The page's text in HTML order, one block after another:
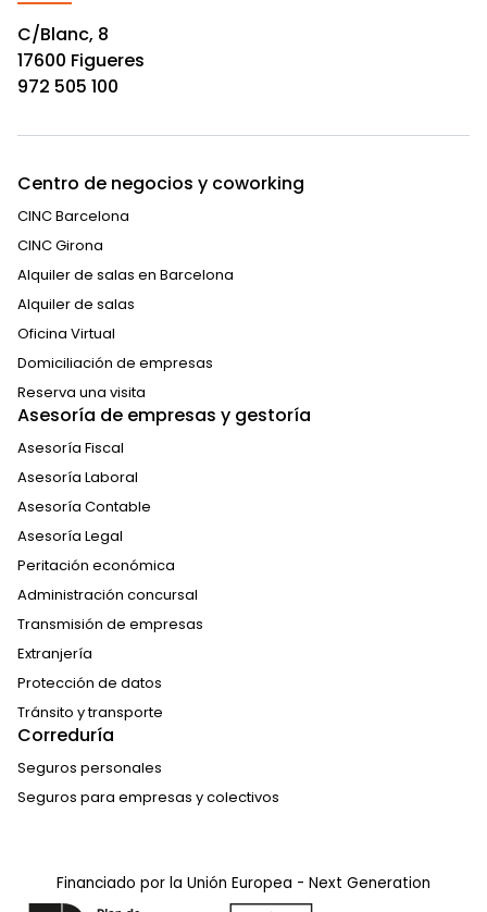
C/Blanc, 8
17600 Figueres
972 505 100
Centro de negocios y coworking
CINC Barcelona
CINC Girona
Alquiler de salas en Barcelona
Alquiler de salas
Oficina Virtual
Domiciliación de empresas
Reserva una visita
Asesoría de empresas y gestoría
Asesoría Fiscal
Asesoría Laboral
Asesoría Contable
Asesoría Legal
Peritación económica
Administración concursal
Transmisión de empresas
Extranjería
Protección de datos
Tránsito y transporte
Correduría
Seguros personales
Seguros para empresas y colectivos
Financiado por la Unión Europea - Next Generation